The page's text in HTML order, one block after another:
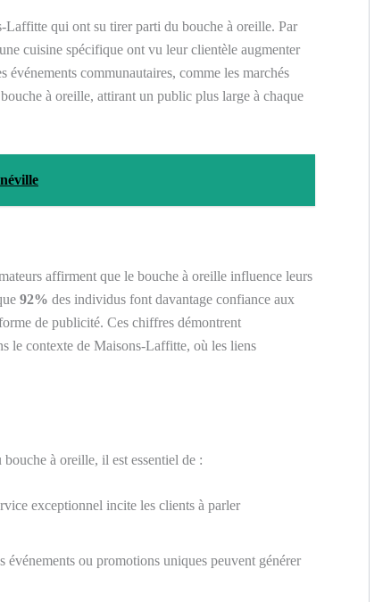
Laffitte qui ont su tirer parti du bouche à oreille. Par
cuisine spécifique ont vu leur clientèle augmenter
communautaires, comme les marchés
à oreille, attirant un public plus large à chaque
affirment que le bouche à oreille influence leurs
92% des individus font davantage confiance aux
de publicité. Ces chiffres démontrent
le contexte de Maisons-Laffitte, où les liens
à oreille, il est essentiel de :
exceptionnel incite les clients à parler
événements ou promotions uniques peuvent générer